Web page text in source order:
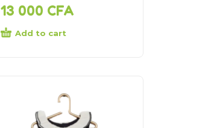
13 000 CFA
Add to cart